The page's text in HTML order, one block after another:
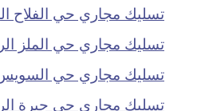
تسليك مجاري حي الفلاح
تسليك مجاري حي الملز
تسليك مجاري حي
تسليك مجاري حي جبرة